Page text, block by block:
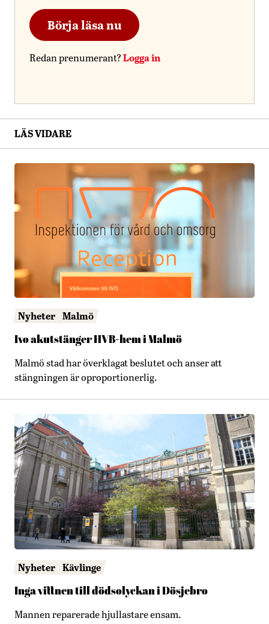
Börja läsa nu
Redan prenumerant?Logga in
LÄS VIDARE
Nyheter Malmö
Ivo akutstänger HVB-hem i Malmö
Malmö stad har överklagat beslutet och anser att
stängningen är oproportionerlig.
Nyheter Kävlinge
Inga vittnen till dödsolyckan i Dösjebro
Mannen reparerade hjullastare ensam.